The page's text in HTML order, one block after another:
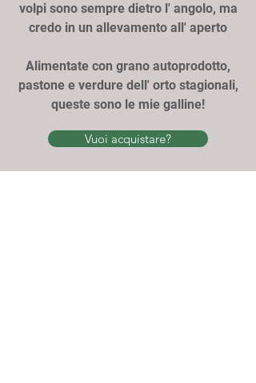
volpi sono sempre dietro l' angolo, ma
credo in un allevamento all' aperto
Alimentate con grano autoprodotto,
pastone e verdure dell' orto stagionali,
queste sono le mie galline!
Vuoi acquistare?